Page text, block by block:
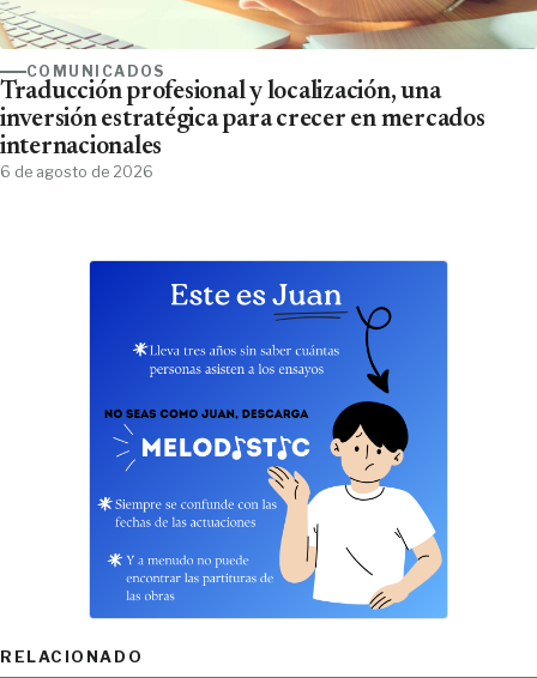
COMUNICADOS
Traducción profesional y localización, una
inversión estratégica para crecer en mercados
internacionales
6 de agosto de 2026
RELACIONADO